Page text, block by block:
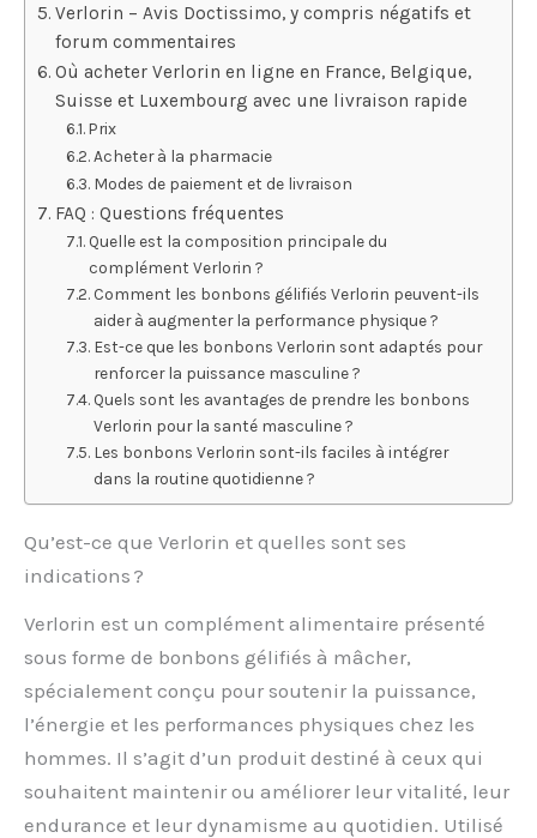
Verlorin – Avis Doctissimo, y compris négatifs et
forum commentaires
Où acheter Verlorin en ligne en France, Belgique,
Suisse et Luxembourg avec une livraison rapide
Prix
Acheter à la pharmacie
Modes de paiement et de livraison
FAQ : Questions fréquentes
Quelle est la composition principale du
complément Verlorin ?
Comment les bonbons gélifiés Verlorin peuvent-ils
aider à augmenter la performance physique ?
Est-ce que les bonbons Verlorin sont adaptés pour
renforcer la puissance masculine ?
Quels sont les avantages de prendre les bonbons
Verlorin pour la santé masculine ?
Les bonbons Verlorin sont-ils faciles à intégrer
dans la routine quotidienne ?
Qu’est-ce que Verlorin et quelles sont ses
indications ?
Verlorin est un complément alimentaire présenté
sous forme de bonbons gélifiés à mâcher,
spécialement conçu pour soutenir la puissance,
l’énergie et les performances physiques chez les
hommes. Il s’agit d’un produit destiné à ceux qui
souhaitent maintenir ou améliorer leur vitalité, leur
endurance et leur dynamisme au quotidien. Utilisé